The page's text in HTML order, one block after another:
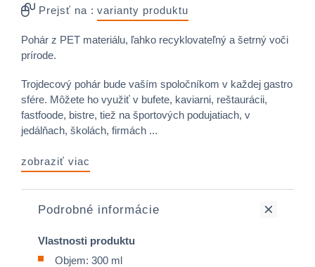
Prejsť na : varianty produktu
Pohár z PET materiálu, ľahko recyklovateľný a šetrný voči
prírode.
Trojdecový pohár bude vaším spoločníkom v každej gastro
sfére. Môžete ho využiť v bufete, kaviarni, reštaurácii,
fastfoode, bistre, tiež na športových podujatiach, v
jedálňach, školách, firmách ...
zobraziť viac
Podrobné informácie
Vlastnosti produktu
Objem: 300 ml